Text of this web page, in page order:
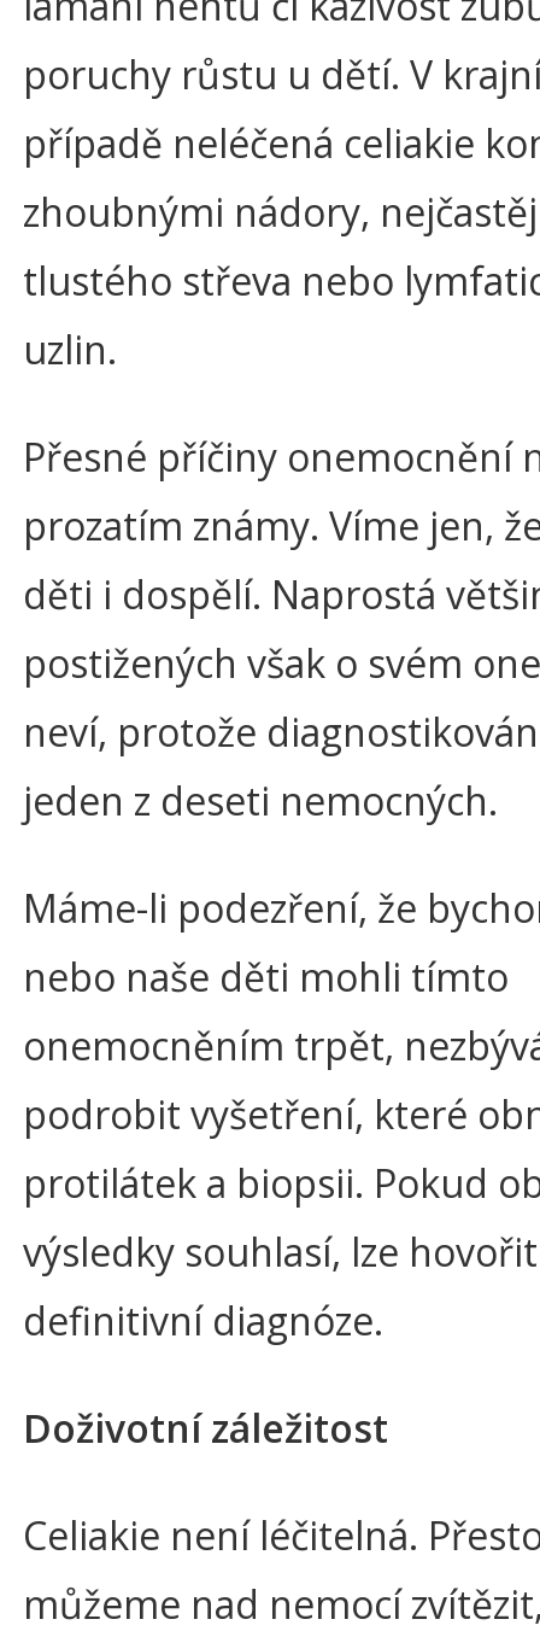
poruchy růstu u dětí. V
případě neléčená celiakie
zhoubnými nádory,
tlustého střeva nebo
uzlin.
Přesné příčiny onemocnění
prozatím známy. Víme jen,
děti i dospělí. Naprostá
postižených však o svém
neví, protože
jeden z deseti nemocných.
Máme-li podezření, že
nebo naše děti mohli tímto
onemocněním trpět,
podrobit vyšetření, které
protilátek a biopsii. Pokud
výsledky souhlasí, lze
definitivní diagnóze.
Doživotní záležitost
Celiakie není léčitelná.
můžeme nad nemocí